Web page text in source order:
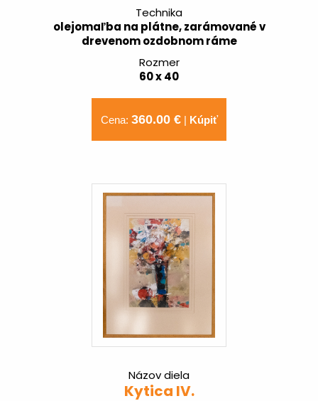
Technika
olejomaľba na plátne, zarámované v
drevenom ozdobnom ráme
Rozmer
60 x 40
Cena: 360.00 €| Kúpiť
Názov diela
Kytica IV.